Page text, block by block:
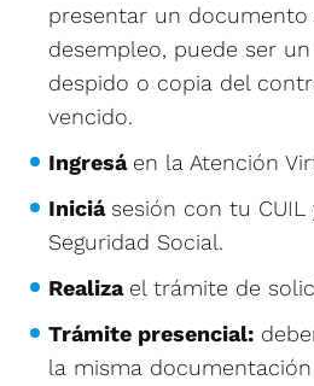
presentar un documento
desempleo, puede ser
despido o copia del
vencido.
Ingresá en la Atención
Iniciá sesión con tu CUIL
Seguridad Social.
Realiza el trámite de
Trámite presencial:
la misma